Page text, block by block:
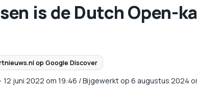
is de Dutch Open-
op Google Discover
12 juni 2022 om 19:46 /Bijgewerkt op 6 augustus 2024